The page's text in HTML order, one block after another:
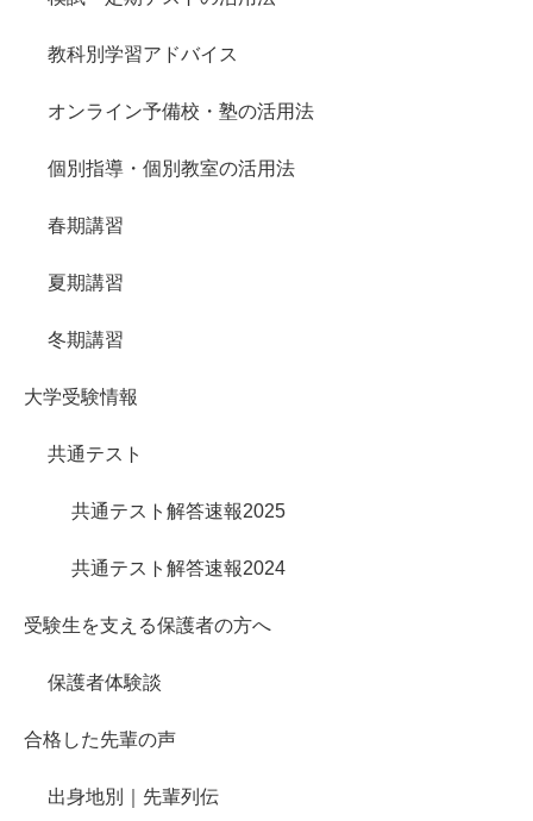
教科別学習アドバイス
オンライン予備校・塾の活用法
個別指導・個別教室の活用法
春期講習
夏期講習
冬期講習
大学受験情報
共通テスト
共通テスト解答速報2025
共通テスト解答速報2024
受験生を支える保護者の方へ
保護者体験談
合格した先輩の声
出身地別｜先輩列伝